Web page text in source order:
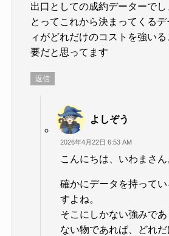
出口としての成約データーで
とってこれから決まってくる
ィがどれだけのコストを強い
要だと思ってます
返信
よしぞう
2026年4月22日 6:53 AM
こんにちは、いわまさん
確かにデータを持って
すよね。
そこにしかない強みで
ない物であれば、どれ